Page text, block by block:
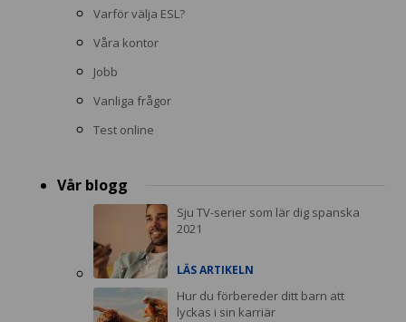
Varför välja ESL?
Våra kontor
Jobb
Vanliga frågor
Test online
Vår blogg
Sju TV-serier som lär dig spanska
2021
LÄS ARTIKELN
Hur du förbereder ditt barn att
lyckas i sin karriär